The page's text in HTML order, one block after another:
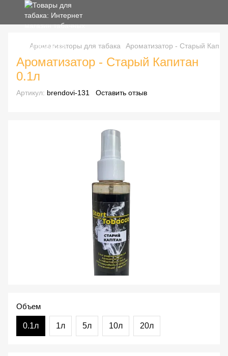
Ароматизаторы для табака Ароматизатор - Старый
Ароматизатор - Старый Капитан
0.1л
Артикул: brendovi-131 Оставить отзыв
Объем
0.1л 1л 5л 10л 20л